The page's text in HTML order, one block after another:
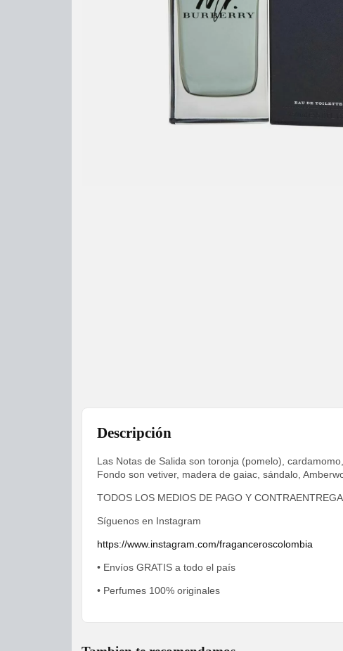
Descripción
Las Notas de Salida son toronja (pomelo),
Fondo son vetiver, madera de gaiac, sándalo,
TODOS LOS MEDIOS DE PAGO Y
Síguenos en Instagram
https://www.instagram.com/fraganceroscolombia
• Envíos GRATIS a todo el país
• Perfumes 100% originales